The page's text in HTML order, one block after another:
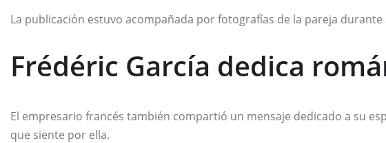
La publicación estuvo acompañada por fotografías de la pareja durante
Frédéric García dedica
El empresario francés también compartió un mensaje dedicado a su
que siente por ella.